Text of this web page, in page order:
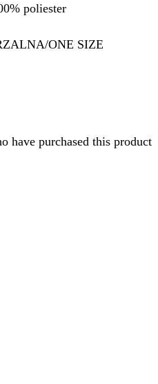
poliester
ONE SIZE
have purchased this product